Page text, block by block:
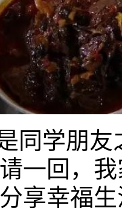
同学朋
一回，
享幸福